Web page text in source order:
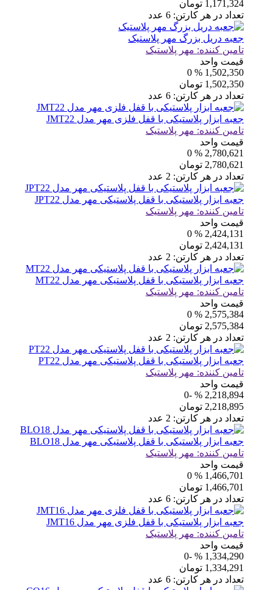
1,171,324 تومان
تعداد در هر کارتن: 6 عدد
جعبه دریل بزرگ مهر پلاستیک
تامین کننده: مهر پلاستیک
قیمت واحد
1,502,350
% 0
1,502,350 تومان
تعداد در هر کارتن: 6 عدد
جعبه ابزار پلاستیکی با قفل فلزی مهر مدل JMT22
تامین کننده: مهر پلاستیک
قیمت واحد
2,780,621
% 0
2,780,621 تومان
تعداد در هر کارتن: 2 عدد
جعبه ابزار پلاستیکی با قفل پلاستیکی مهر مدل JPT22
تامین کننده: مهر پلاستیک
قیمت واحد
2,424,131
% 0
2,424,131 تومان
تعداد در هر کارتن: 2 عدد
جعبه ابزار پلاستیکی با قفل پلاستیکی مهر مدل MT22
تامین کننده: مهر پلاستیک
قیمت واحد
2,575,384
% 0
2,575,384 تومان
تعداد در هر کارتن: 2 عدد
جعبه ابزار پلاستیکی با قفل پلاستیکی مهر مدل PT22
تامین کننده: مهر پلاستیک
قیمت واحد
2,218,894
% -0
2,218,895 تومان
تعداد در هر کارتن: 2 عدد
جعبه ابزار پلاستیکی با قفل پلاستیکی مهر مدل BLO18
تامین کننده: مهر پلاستیک
قیمت واحد
1,466,701
% 0
1,466,701 تومان
تعداد در هر کارتن: 6 عدد
جعبه ابزار پلاستیکی با قفل فلزی مهر مدل JMT16
تامین کننده: مهر پلاستیک
قیمت واحد
1,334,290
% -0
1,334,291 تومان
تعداد در هر کارتن: 6 عدد